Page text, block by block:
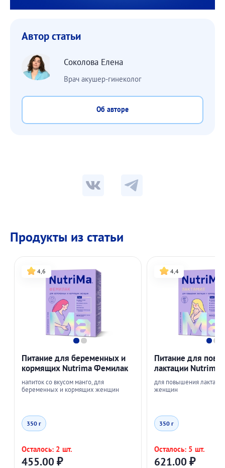
Автор статьи
Соколова Елена
Врач акушер-гинеколог
Об авторе
Продукты из статьи
4,6
Питание для беременных и
кормящих Nutrima Фемилак
напиток со вкусом манго, для
беременных и кормящих женщин
350 г
455.00₽
Осталось: 2 шт.
4,4
Питание для
лактации Nutrima
для повышения
женщин
350 г
621.00₽
Осталось: 5 шт.